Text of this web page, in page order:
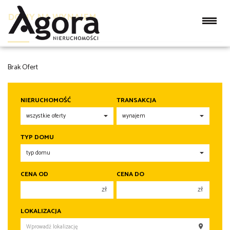
DOMY NA WYNAJEM
Brak Ofert
NIERUCHOMOŚĆ TRANSAKCJA
TYP DOMU
CENA OD
zł
200 000 zł
CENA DO
zł
200 000 zł
LOKALIZACJA